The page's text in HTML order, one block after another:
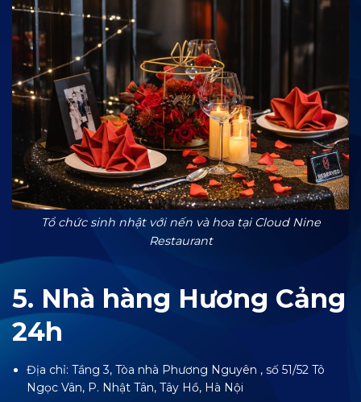
Tổ chức sinh nhật với nến và hoa tại Cloud Nine
Restaurant
5. Nhà hàng Hương Cảng
24h
Địa chỉ: Tầng 3, Tòa nhà Phương Nguyên , số 51/52 Tô
Ngọc Vân, P. Nhật Tân, Tây Hồ, Hà Nội